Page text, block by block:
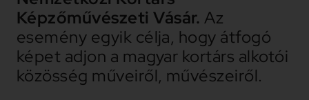
KépzőművészetiVásár.Az
esemény egyik célja, hogy átfogó
képet adjon a magyar kortárs alkotói
közösség műveiről, művészeiről.